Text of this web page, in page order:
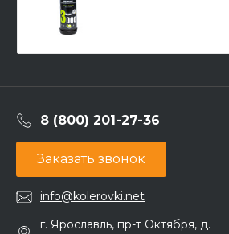
8 (800) 201-27-36
Заказать звонок
info@kolerovki.net
г. Ярославль, пр-т Октября, д.